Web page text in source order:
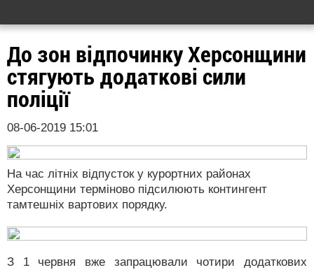
До зон відпочинку Херсонщини
стягують додаткові сили
поліції
08-06-2019 15:01
На час літніх відпусток у курортних районах
Херсонщини терміново підсилюють контингент
тамтешніх вартових порядку.
З 1 червня вже запрацювали чотири додаткових